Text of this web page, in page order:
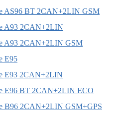
AS96 BT 2CAN+2LIN GSM
A93 2CAN+2LIN
A93 2CAN+2LIN GSM
E95
E93 2CAN+2LIN
E96 BT 2CAN+2LIN ECO
B96 2CAN+2LIN GSM+GPS